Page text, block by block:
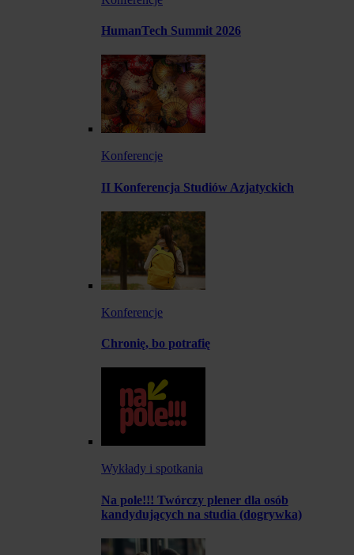
HumanTech Summit 2026
Konferencje
II Konferencja Studiów Azjatyckich
Konferencje
Chronię, bo potrafię
Wykłady i spotkania
Na pole!!! Twórczy plener dla osób
kandydujących na studia (dogrywka)